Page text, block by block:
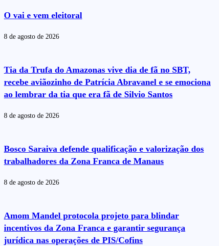
O vai e vem eleitoral
8 de agosto de 2026
Tia da Trufa do Amazonas vive dia de fã no SBT,
recebe aviãozinho de Patrícia Abravanel e se emociona
ao lembrar da tia que era fã de Silvio Santos
8 de agosto de 2026
Bosco Saraiva defende qualificação e valorização dos
trabalhadores da Zona Franca de Manaus
8 de agosto de 2026
Amom Mandel protocola projeto para blindar
incentivos da Zona Franca e garantir segurança
jurídica nas operações de PIS/Cofins